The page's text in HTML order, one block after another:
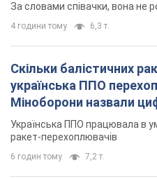
За словами співачки, вона не
4 години тому 6,3 т.
Скільки балістичних
українська ППО
Міноборони назвали
Українська ППО працювала в
ракет-перехоплювачів
6 годин тому 7,2 т.